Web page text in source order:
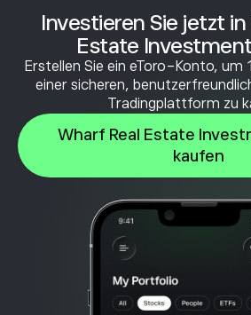
Investieren Sie jetzt
Estate
Erstellen Sie ein eToro-Konto, um
einer sicheren,
Tradingplattform zu
Wharf Real Estate
kaufen